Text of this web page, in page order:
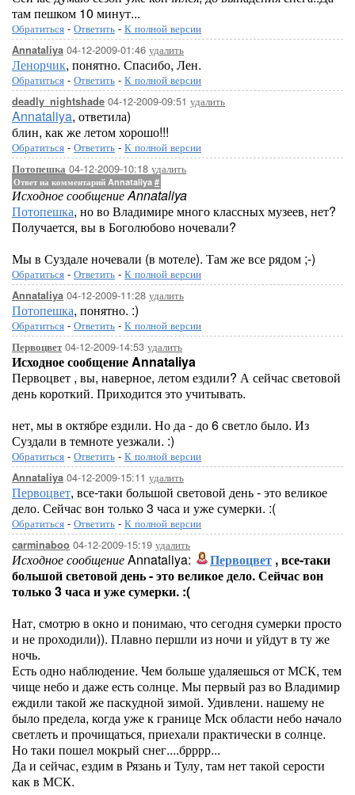
там пешком 10 минут...
Обратиться - Ответить - К полной версии
Annataliya 04-12-2009-01:46 удалить
Ленорчик, понятно. Спасибо, Лен.
Обратиться - Ответить - К полной версии
deadly_nightshade 04-12-2009-09:51 удалить
Annataliya, ответила)
блин, как же летом хорошо!!!
Обратиться - Ответить - К полной версии
Потопешка 04-12-2009-10:18 удалить
Ответ на комментарий Annataliya #
Исходное сообщение Annataliya
Потопешка, но во Владимире много классных музеев, нет?
Получается, вы в Боголюбово ночевали?
Мы в Суздале ночевали (в мотеле). Там же все рядом ;-)
Обратиться - Ответить - К полной версии
Annataliya 04-12-2009-11:28 удалить
Потопешка, понятно. :)
Обратиться - Ответить - К полной версии
Первоцвет04-12-2009-14:53 удалить
Исходное сообщение Annataliya
Первоцвет , вы, наверное, летом ездили? А сейчас световой
день короткий. Приходится это учитывать.
нет, мы в октябре ездили. Но да - до 6 светло было. Из
Суздали в темноте уезжали. :)
Обратиться - Ответить - К полной версии
Annataliya 04-12-2009-15:11 удалить
Первоцвет, все-таки большой световой день - это великое
дело. Сейчас вон только 3 часа и уже сумерки. :(
Обратиться - Ответить - К полной версии
carminaboo 04-12-2009-15:19 удалить
Исходное сообщениеAnnataliya: Первоцвет , все-таки
большой световой день - это великое дело. Сейчас вон
только 3 часа и уже сумерки. :(
Нат, смотрю в окно и понимаю, что сегодня сумерки просто
и не проходили)). Плавно першли из ночи и уйдут в ту же
ночь.
Есть одно наблюдение. Чем больше удаляешься от МСК, тем
чище небо и даже есть солнце. Мы первый раз во Владимир
еждили такой же паскудной зимой. Удивлени. нашему не
было предела, когда уже к границе Мск области небо начало
светлеть и прочищаться, приехали практически в солнце.
Но таки пошел мокрый снег....брррр...
Да и сейчас, ездим в Рязань и Тулу, там нет такой серости
как в МСК.